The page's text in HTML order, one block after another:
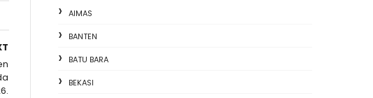
AIMAS
BANTEN
BATU BARA
BEKASI